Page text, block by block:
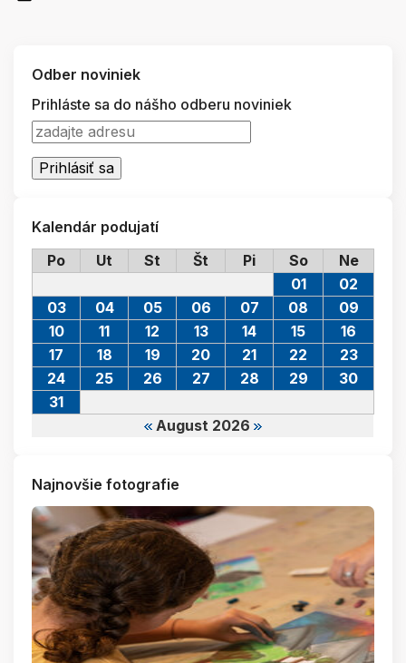
Odber noviniek
Prihláste sa do nášho odberu noviniek
Kalendár podujatí
Po
Ut St Št Pi So Ne
August 2026
01
02
03
04 05 06 07 08
09
10
11 12 13 14 15
16
17
18 19 20 21 22
23
24
25 26 27 28 29
30
31
Najnovšie fotografie